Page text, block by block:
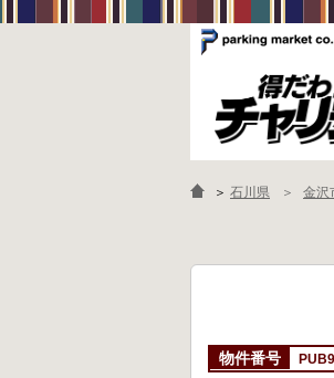
＞ 石川県 金沢